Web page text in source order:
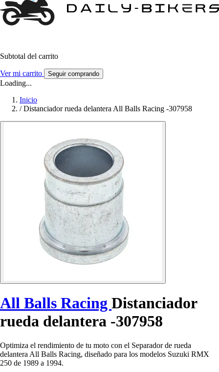
Subtotal del carrito
Ver mi carrito Seguir comprando
Loading...
Inicio
/ Distanciador rueda delantera All Balls Racing -307958
All Balls Racing Distanciador
rueda delantera -307958
Optimiza el rendimiento de tu moto con el Separador de rueda
delantera All Balls Racing, diseñado para los modelos Suzuki RMX
250 de 1989 a 1994.